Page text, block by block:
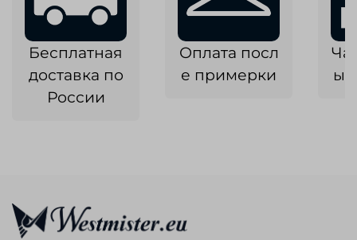
Бесплатная
доставка по
России
Оплата посл
е примерки